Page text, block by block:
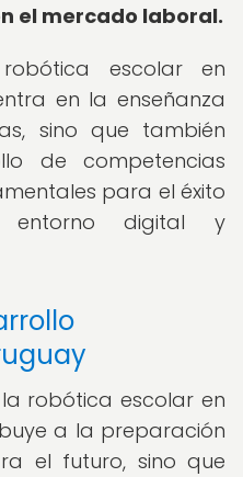
el mercado laboral.
escolar en
en la enseñanza
sino que también
de competencias
para el éxito
entorno digital y
robótica escolar en
a la preparación
el futuro, sino que